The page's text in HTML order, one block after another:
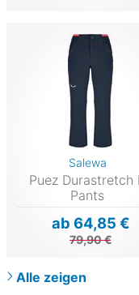
Salewa
Puez Durastretch
Pants
ab 64,85 €
79,90 €
Alle zeigen